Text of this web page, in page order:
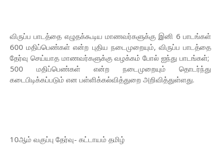
விருப்ப பாடத்தை எழுதக்கூடிய மாணவர்களுக்கு இனி 6 பாடங்கள்
600 மதிப்பெண்கள் என்ற புதிய நடைமுறையும், விருப்ப பாடத்தை
தேர்வு செய்யாத மாணவர்களுக்கு வழக்கம் போல் ஐந்து பாடங்கள்;
500 மதிப்பெண்கள் என்ற நடைமுறையும் தொடர்ந்து
கடைபிடிக்கப்படும் என பள்ளிக்கல்வித்துறை அறிவித்துள்ளது.
10ஆம் வகுப்பு தேர்வு- கட்டாயம் தமிழ்